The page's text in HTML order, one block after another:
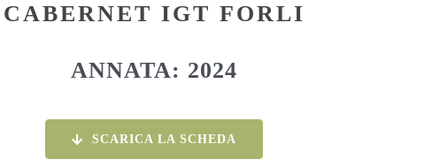
CABERNET IGT FORLI
ANNATA: 2024
SCARICA LA SCHEDA